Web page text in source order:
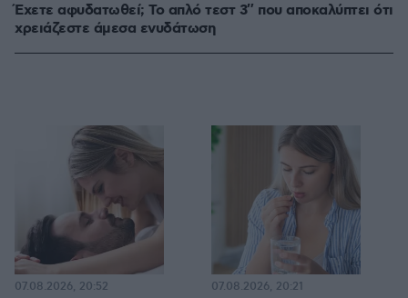
Έχετε αφυδατωθεί; Το απλό τεστ 3″ που αποκαλύπτει ότι
χρειάζεστε άμεσα ενυδάτωση
07.08.2026, 20:52 07.08.2026, 20:21